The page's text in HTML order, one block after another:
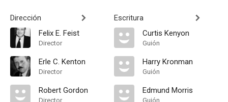
Dirección
Felix E. Feist
Director
Erle C. Kenton
Director
Robert Gordon
Director
Escritura
Curtis Kenyon
Guión
Harry Kronman
Guión
Edmund Morris
Guión